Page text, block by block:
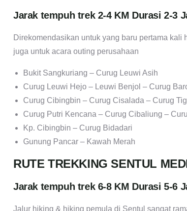
Jarak tempuh trek 2-4 KM Durasi 2-3
Direkomendasikan untuk yang baru pertama
juga untuk acara outing perusahaan
Bukit Sangkuriang – Curug Leuwi Asih
Curug Leuwi Hejo – Leuwi Benjol – Curug
Curug Cibingbin – Curug Cisalada – Curug
Curug Putri Kencana – Curug Cibaliung –
Kp. Cibingbin – Curug Bidadari
Gunung Pancar – Kawah Merah
RUTE TREKKING SENTUL
Jarak tempuh trek 6-8 KM Durasi 5-6
Jalur hiking & hiking pemula di Sentul sangat